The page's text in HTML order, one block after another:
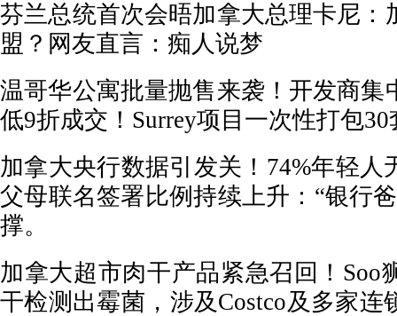
芬兰总统首次会晤加拿大总理卡尼：
盟？网友直言：痴人说梦
温哥华公寓批量抛售来袭！开发商集
低9折成交！Surrey项目一次性打包
加拿大央行数据引发关！74%年轻人
父母联名签署比例持续上升：“银行
撑。
加拿大超市肉干产品紧急召回！Soo
干检测出霉菌，涉及Costco及多家连